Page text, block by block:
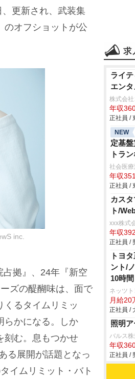
更新され、武装集
のオフショットが公
inc.
拠』、24年『新空
ズの醍醐味は、面で
くるタイムリミッ
らかになる。しか
刻む。息もつかせ
る展開が話題となっ
イムリミット・バト
ライ
エンタ
株式会社
年収
正社員 /
NEW
定基
トラ
社会医
年収
正社員 /
カス
ト/
xxx株式
年収
正社員 /
トヨ
ント/
10時間
ネッツ
月給20
正社員 /
照明
バルス
年収
正社員 /